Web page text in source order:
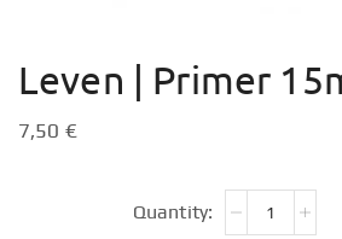
Leven | Primer
7,50 €